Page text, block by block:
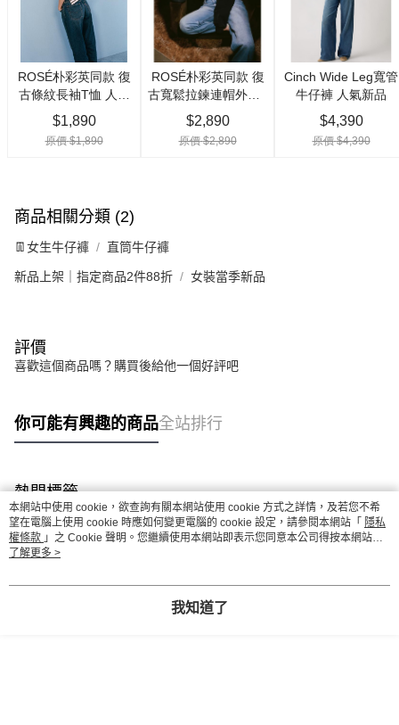
商品相關分類 (2)
👖女生牛仔褲 直筒牛仔褲
新品上架｜指定商品2件88折 女裝當季新品
評價
喜歡這個商品嗎？購買後給他一個好評吧
你可能有興趣的商品全站排行
熱門標籤
本網站中使用 cookie，欲查詢有關本網站使用 cookie 方式之詳情，及若您不希
望在電腦上使用 cookie 時應如何變更電腦的 cookie 設定，請參閱本網站「 隱私
權條款 」之 Cookie 聲明。您繼續使用本網站即表示您同意本公司得按本網站使
用條款之 Cookie 聲明使用 cookie。
了解更多 >
我知道了